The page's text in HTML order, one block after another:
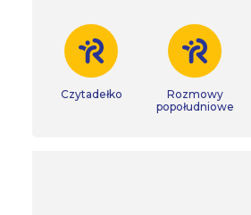
Czytadełko
Rozmowy
popołudniowe